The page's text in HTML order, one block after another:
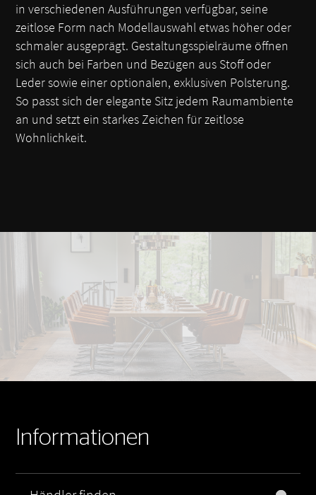
in verschiedenen Ausführungen verfügbar, seine
zeitlose Form nach Modellauswahl etwas höher oder
schmaler ausgeprägt. Gestaltungsspielräume öffnen
sich auch bei Farben und Bezügen aus Stoff oder
Leder sowie einer optionalen, exklusiven Polsterung.
So passt sich der elegante Sitz jedem Raumambiente
an und setzt ein starkes Zeichen für zeitlose
Wohnlichkeit.
Informationen